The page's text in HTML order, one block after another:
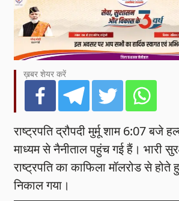
ख़बर शेयर करें
राष्ट्रपति द्रौपदी मुर्मू शाम 6:07 बजे
माध्यम से नैनीताल पहुंच गई हैं। भारी
राष्ट्रपति का काफिला मॉलरोड से
निकाल गया।